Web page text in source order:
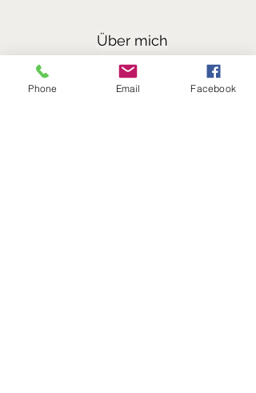
Über mich
Meine Homepage
Phone Email Facebook